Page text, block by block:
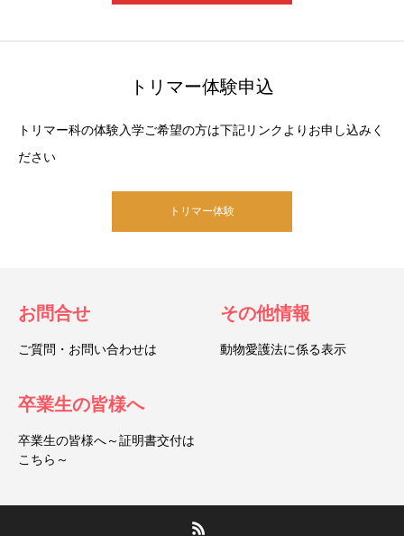
トリマー体験申込
トリマー科の体験入学ご希望の方は下記リンクよりお申し込みく
ださい
トリマー体験
お問合せ
ご質問・お問い合わせは
その他情報
動物愛護法に係る表示
卒業生の皆様へ
卒業生の皆様へ～証明書交付は
こちら～